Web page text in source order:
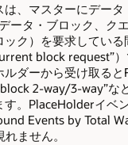
、マスターにデータ
ータ・ブロック、ク
ック）を要求してい
block request”
ルダーから受け取る
2-way/3-way”な
す。PlaceHolderイベ
Events by Total
ません。